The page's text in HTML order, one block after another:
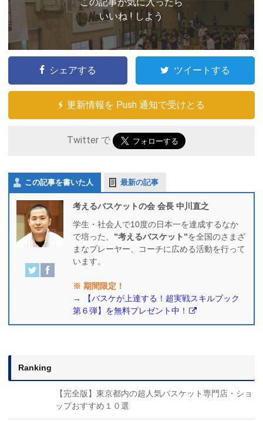
いいね ! しよう
シェアする ツイートする
更新情報を Push 通知で受けとる
Twitter で
この記事を書いた人 最新の記事
考えるバスケットの会 会長 中川直之
学生・社会人で10度の日本一を達成するなか
で培った、 ”考えるバスケット”を全国のさまざ
まなプレーヤー、コーチに広める活動を行って
います。
※ 期間限定！
→
【バスケが上達する！超実戦スキルブック
第６弾】を無料プレゼント中！
Ranking
【完全版】東京都内の超人気バスケット専門店・ショ
ップおすすめ１０選